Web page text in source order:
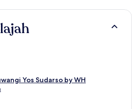
Yos Sudarso by WH